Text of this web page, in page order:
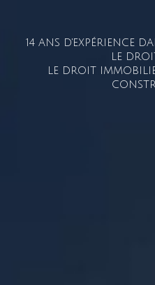
14 ANS D'EXPÉRIENCE
LE
LE DROIT